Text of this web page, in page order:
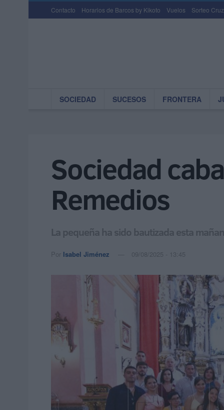
Contacto Horarios de Barcos by Kikoto Vuelos Sorteo
SOCIEDAD SUCESOS FRONTERA
Sociedad
Remedios
La pequeña ha sido bautizada esta
Por Isabel Jiménez 09/08/2025 - 13:45